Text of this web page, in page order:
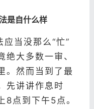
是自什么样
当没那么“忙”
绝大多数一审、
。然而当到了最
先讲讲作息时
8点到下午5点。